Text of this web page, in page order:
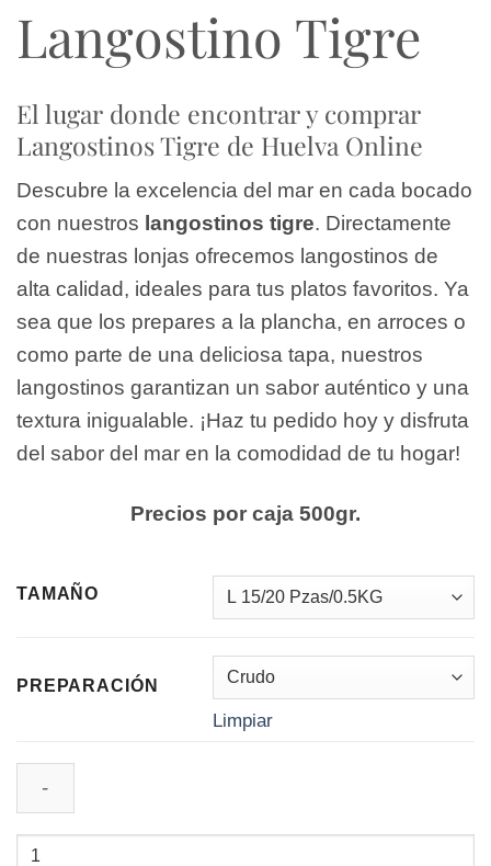
Langostino Tigre
El lugar donde encontrar y comprar
Langostinos Tigre de Huelva Online
Descubre la excelencia del mar en cada bocado
con nuestros langostinos tigre. Directamente
de nuestras lonjas ofrecemos langostinos de
alta calidad, ideales para tus platos favoritos. Ya
sea que los prepares a la plancha, en arroces o
como parte de una deliciosa tapa, nuestros
langostinos garantizan un sabor auténtico y una
textura inigualable. ¡Haz tu pedido hoy y disfruta
del sabor del mar en la comodidad de tu hogar!
Precios por caja 500gr.
TAMAÑO
PREPARACIÓN
Limpiar
Langostino